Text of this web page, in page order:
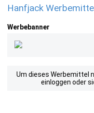
Hanfjack
Werbebanner
Um dieses Werbemittel
einloggen oder